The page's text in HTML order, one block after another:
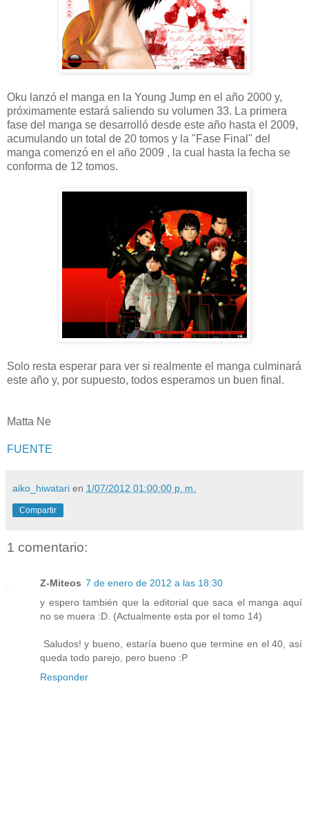
Oku lanzó el manga en la Young Jump en el año 2000 y,
próximamente estará saliendo su volumen 33. La primera
fase del manga se desarrolló desde este año hasta el 2009,
acumulando un total de 20 tomos y la "Fase Final" del
manga comenzó en el año 2009 , la cual hasta la fecha se
conforma de 12 tomos.
Solo resta esperar para ver si realmente el manga culminará
este año y, por supuesto, todos esperamos un buen final.
Matta Ne
FUENTE
aiko_hiwatari en 1/07/2012 01:00:00 p. m.
Compartir
1 comentario:
Z-Miteos 7 de enero de 2012 a las 18:30
y espero también que la editorial que saca el manga aquí
no se muera :D. (Actualmente esta por el tomo 14)
Saludos! y bueno, estaría bueno que termine en el 40, así
queda todo parejo, pero bueno :P
Responder